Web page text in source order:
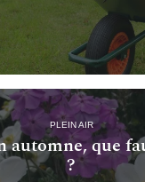
PLEIN AIR
automne, que
?